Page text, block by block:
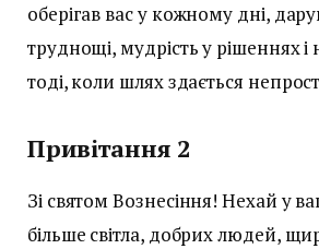
оберігав вас у кожному дні,
труднощі, мудрість у рішеннях і
тоді, коли шлях здається
Привітання 2
Зі святом Вознесіння! Нехай у
більше світла, добрих людей,